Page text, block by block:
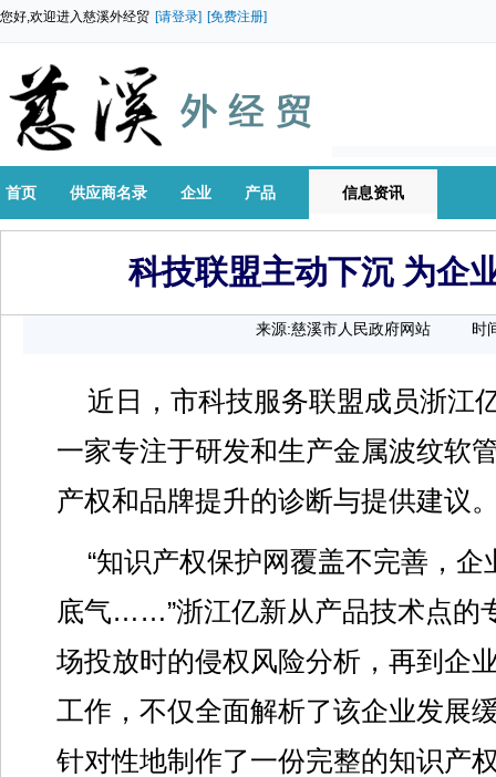
您好,欢迎进入慈溪外经贸 [请登录] [免费注册]
首页 供应商名录 企业 产品 信息资讯
科技联盟主动下沉 为企
来源:慈溪市人民政府网站 时
近日，市科技服务联盟成员浙江
一家专注于研发和生产金属波纹软
产权和品牌提升的诊断与提供建议
“知识产权保护网覆盖不完善，
底气……”浙江亿新从产品技术点的
场投放时的侵权风险分析，再到企
工作，不仅全面解析了该企业发展
针对性地制作了一份完整的知识产